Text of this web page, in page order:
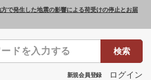
方で発生した地震の影響による荷受けの停止とお届
検索
新規会員登録 ログイン